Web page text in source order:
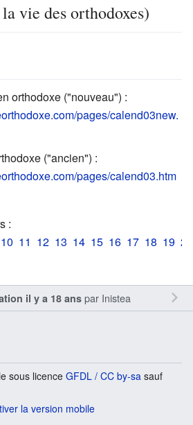
vie des orthodoxes)
orthodoxe ("nouveau") :
pages/calend03new.
("ancien") :
pages/calend03.htm
:
10 11 12 13 14 15 16 17 18 19 20
il y a 18 anspar Inistea
sous licence GFDL / CC by-sa sauf
la version mobile